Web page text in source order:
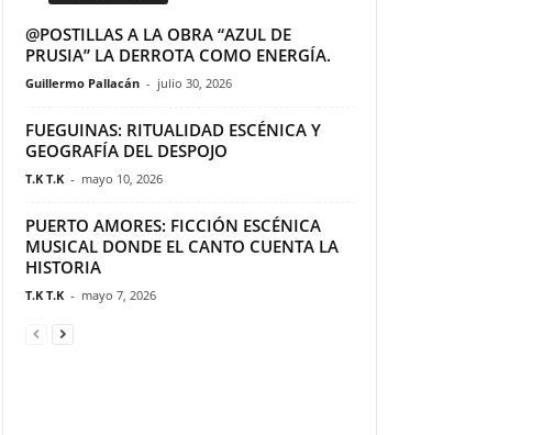
@POSTILLAS A LA OBRA “AZUL DE
PRUSIA” LA DERROTA COMO ENERGÍA.
Guillermo Pallacán - julio 30, 2026
FUEGUINAS: RITUALIDAD ESCÉNICA Y
GEOGRAFÍA DEL DESPOJO
T.K T.K - mayo 10, 2026
PUERTO AMORES: FICCIÓN ESCÉNICA
MUSICAL DONDE EL CANTO CUENTA LA
HISTORIA
T.K T.K - mayo 7, 2026